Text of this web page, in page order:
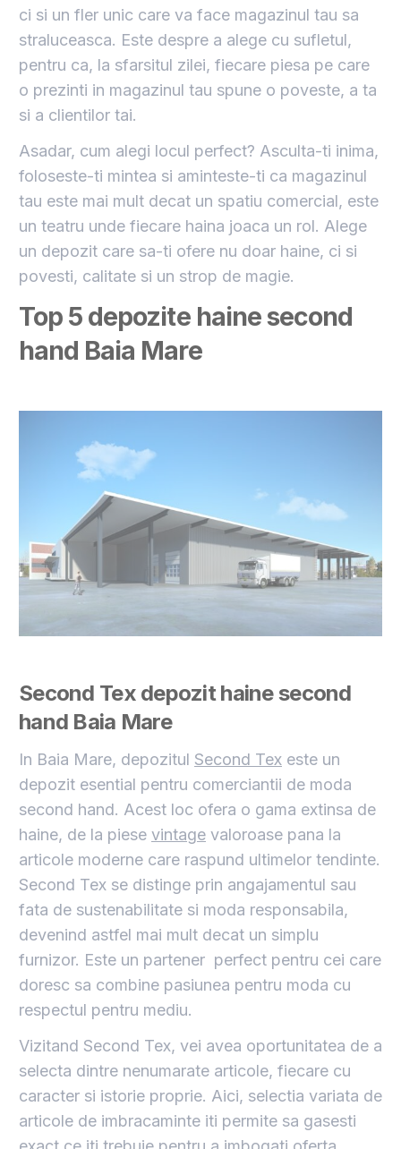
ci si un fler unic care va face magazinul tau sa
straluceasca. Este despre a alege cu sufletul,
pentru ca, la sfarsitul zilei, fiecare piesa pe care
o prezinti in magazinul tau spune o poveste, a ta
si a clientilor tai.
Asadar, cum alegi locul perfect? Asculta-ti inima,
foloseste-ti mintea si aminteste-ti ca magazinul
tau este mai mult decat un spatiu comercial, este
un teatru unde fiecare haina joaca un rol. Alege
un depozit care sa-ti ofere nu doar haine, ci si
povesti, calitate si un strop de magie.
Top 5 depozite haine second
hand Baia Mare
Second Tex depozit haine second
hand Baia Mare
In Baia Mare, depozitul Second Tex este un
depozit esential pentru comerciantii de moda
second hand. Acest loc ofera o gama extinsa de
haine, de la piese vintage valoroase pana la
articole moderne care raspund ultimelor tendinte.
Second Tex se distinge prin angajamentul sau
fata de sustenabilitate si moda responsabila,
devenind astfel mai mult decat un simplu
furnizor. Este un partener perfect pentru cei care
doresc sa combine pasiunea pentru moda cu
respectul pentru mediu.
Vizitand Second Tex, vei avea oportunitatea de a
selecta dintre nenumarate articole, fiecare cu
caracter si istorie proprie. Aici, selectia variata de
articole de imbracaminte iti permite sa gasesti